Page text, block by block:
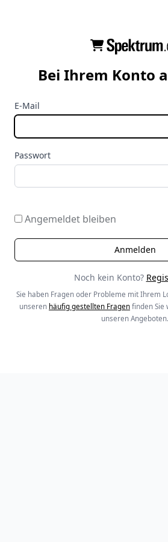
Bei Ihrem Konto
E-Mail
Passwort
Angemeldet bleiben
Noch kein Konto?
Sie haben Fragen oder Probleme mit Ihrem
unseren häufig gestellten Fragen finden Sie
unseren Angeboten.